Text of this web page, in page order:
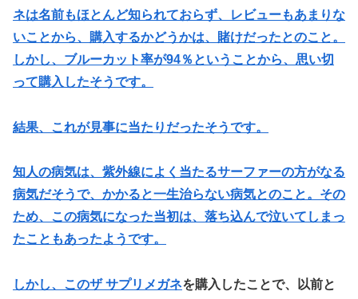
ネは名前もほとんど知られておらず、レビューもあまりな
いことから、購入するかどうかは、賭けだったとのこと。
しかし、ブルーカット率が94％ということから、思い切
って購入したそうです。
結果、これが見事に当たりだったそうです。
知人の病気は、 紫外線によく当たるサーファーの方がなる
病気だそうで、かかると一生治らない病気とのこと。その
ため、この病気になった当初は、落ち込んで泣いてしまっ
たこともあったようです。
しかし、このザ サプリメガネを購入したことで、以前と